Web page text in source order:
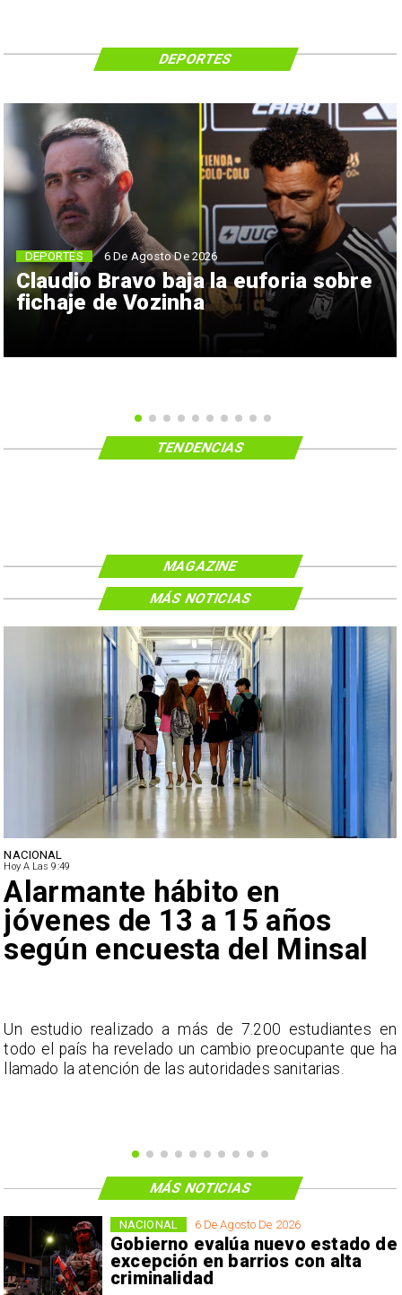
Claudio Bravo baja la euforia sobre
fichaje de Vozinha
DEPORTES 6 De Agosto De 2026
DEPORTES
TENDENCIAS
MAGAZINE
NACIONAL
Hoy A Las 9:49
Alarmante hábito en
jóvenes de 13 a 15 años
según encuesta del Minsal
Un estudio realizado a más de 7.200 estudiantes en
todo el país ha revelado un cambio preocupante que ha
llamado la atención de las autoridades sanitarias.
MÁS NOTICIAS
6 De Agosto De 2026
Gobierno evalúa nuevo estado de
excepción en barrios con alta
criminalidad
NACIONAL
MÁS NOTICIAS